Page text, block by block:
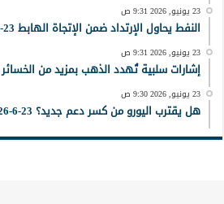
23 يونيو, 2026 9:31 ص
النفط يحاول الإرتداد ضمن الإتجاة الهابط 23-6-2026
23 يونيو, 2026 9:31 ص
إشارات سلبية تُهدد الذهب بمزيد من الخسائر 23-6-2026
23 يونيو, 2026 9:30 ص
هل يقترب اليورو من كسر دعم جديد؟ 23-6-2026